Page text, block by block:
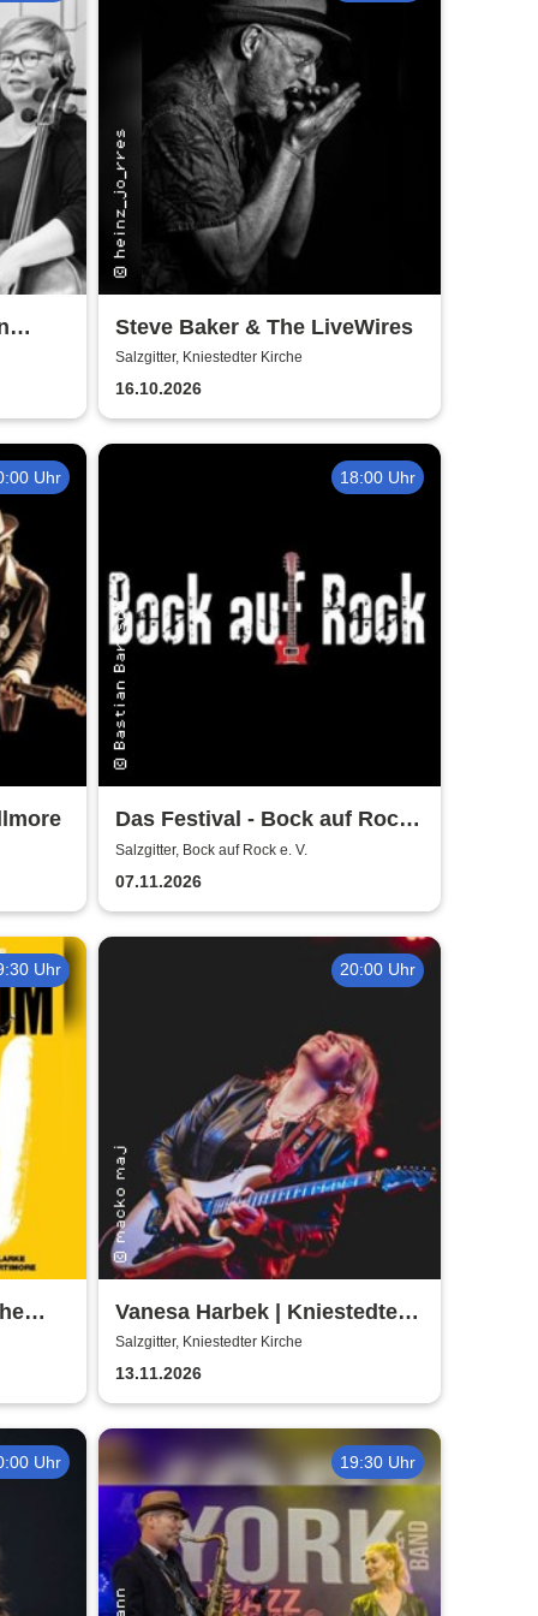
Steve Baker & The LiveWires
Salzgitter, Kniestedter Kirche
16.10.2026
Uhr 18:00 Uhr
Das Festival - Bock auf Rock
gemeinnütziger e. V.
Salzgitter, Bock auf Rock e. V.
07.11.2026
Uhr 20:00 Uhr
Vanesa Harbek | Kniestedter
Kirche
Salzgitter, Kniestedter Kirche
13.11.2026
Uhr 19:30 Uhr